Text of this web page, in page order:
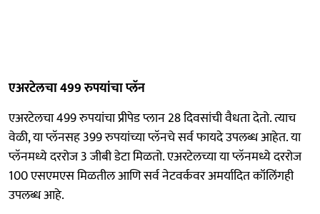
एअरटेलचा 499 रुपयांचा प्लॅन
एअरटेलचा 499 रुपयांचा प्रीपेड प्लान 28 दिवसांची वैधता देतो. त्याच
वेळी, या प्लॅनसह 399 रुपयांच्या प्लॅनचे सर्व फायदे उपलब्ध आहेत. या
प्लॅनमध्ये दररोज 3 जीबी डेटा मिळतो. एअरटेलच्या या प्लॅनमध्ये दररोज
100 एसएमएस मिळतील आणि सर्व नेटवर्कवर अमर्यादित कॉलिंगही
उपलब्ध आहे.